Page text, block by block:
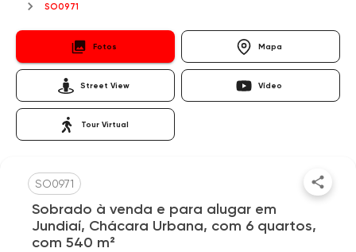
SO0971
Fotos Mapa
Street View Vídeo
Tour Virtual
SO0971
Sobrado à venda e para alugar em
Jundiaí, Chácara Urbana, com 6 quartos,
com 540 m²